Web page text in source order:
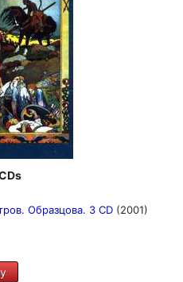
Образцова. 3 CD (2001)